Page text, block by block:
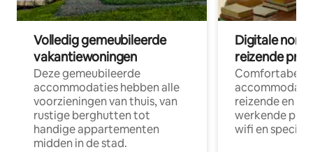
Volledig gemeubileerde
vakantiewoningen
Deze gemeubileerde
accommodaties hebben alle
voorzieningen van thuis, van
rustige berghutten tot
handige appartementen
midden in de stad.
Digitale
reizende
Comfortabele
reizende en
werkende
wifi en